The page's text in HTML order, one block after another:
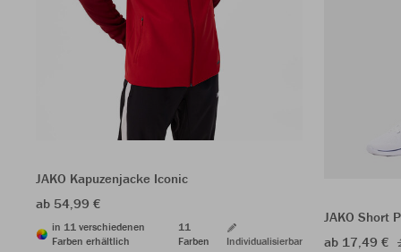
JAKO Kapuzenjacke Iconic
ab 54,99 €
in 11 verschiedenen
Farben erhältlich
11
Farben
Individualisierbar
JAKO Short
ab 17,49 €